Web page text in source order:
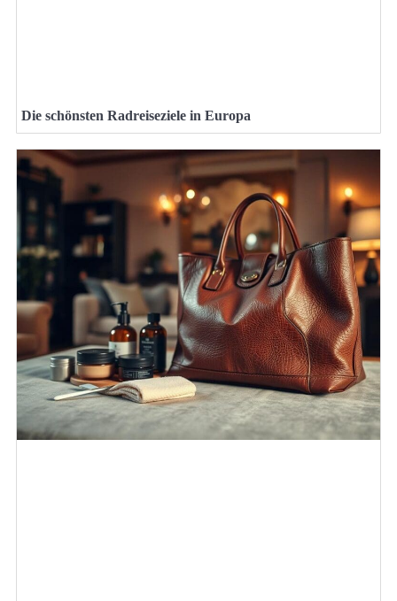
Die schönsten Radreiseziele in Europa